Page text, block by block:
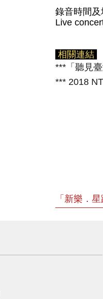
錄音時間
Live
相關連結
***「聽見
*** 2018